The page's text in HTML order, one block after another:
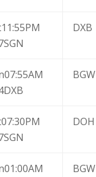
DXB
BGW
DOH
BGW